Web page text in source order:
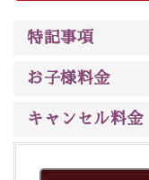
特記事項
お子様料金
キャンセル料金